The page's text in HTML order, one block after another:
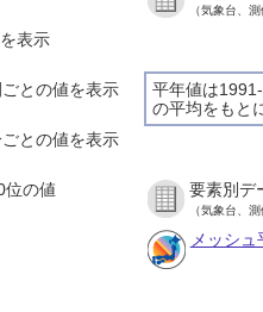
（気象台、
表示
平年値は
の平均をもと
との値を表示
との値を表示
位の値 要素別デ
（気象台、
メッシュ